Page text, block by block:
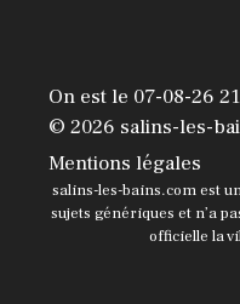
On est le 07-08-26
© 2026 salins-les-
Mentions légales
salins-les-bains.com est
sujets génériques et n’a
officielle la